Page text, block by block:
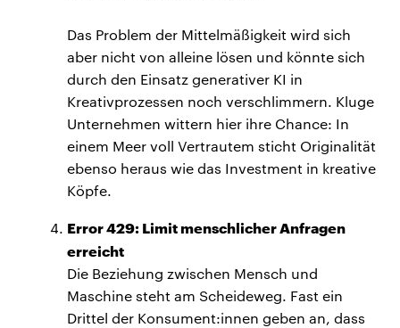
Das Problem der Mittelmäßigkeit wird sich
aber nicht von alleine lösen und könnte sich
durch den Einsatz generativer KI in
Kreativprozessen noch verschlimmern. Kluge
Unternehmen wittern hier ihre Chance: In
einem Meer voll Vertrautem sticht Originalität
ebenso heraus wie das Investment in kreative
Köpfe.
Error 429: Limit menschlicher Anfragen
erreicht
Die Beziehung zwischen Mensch und
Maschine steht am Scheideweg. Fast ein
Drittel der Konsument:innen geben an, dass